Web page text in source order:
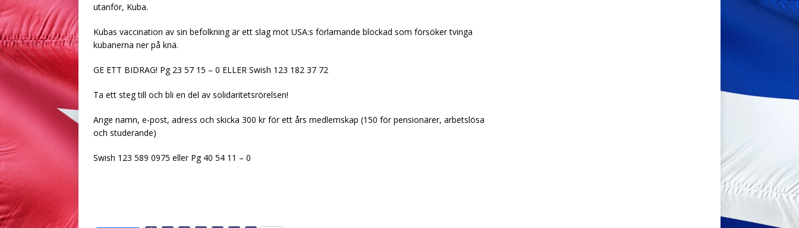
utanför, Kuba.
Kubas vaccination av sin befolkning är ett slag mot USA:s förlamande blockad som försöker tvinga
kubanerna ner på knä.
GE ETT BIDRAG! Pg 23 57 15 – 0 ELLER Swish 123 182 37 72
Ta ett steg till och bli en del av solidaritetsrörelsen!
Ange namn, e-post, adress och skicka 300 kr för ett års medlemskap (150 för pensionärer, arbetslösa
och studerande)
Swish 123 589 0975 eller Pg 40 54 11 – 0